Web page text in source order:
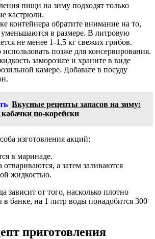
пищи на зиму подходят только
кастрюли.
контейнера обратите внимание на то,
в размере. В литровую
не менее 1-1,5 кг свежих грибов.
позже для консервирования.
заморозьте и храните в виде
камере. Добавьте в посуду
Вкусные рецепты запасов на зиму:
по-корейски
изготовления акций:
в маринаде.
отвариваются, а затем заливаются
жидкостью.
зависит от того, насколько плотно
банке, на 1 литр воды понадобится 300
приготовления